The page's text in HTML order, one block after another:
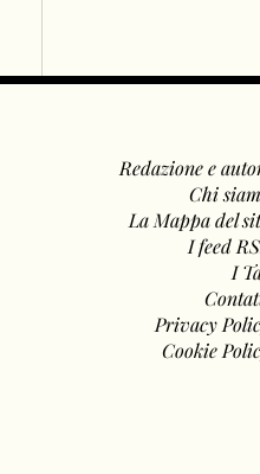
Redazione e
Chi
La Mappa del
I feed
I
Privacy
Cookie